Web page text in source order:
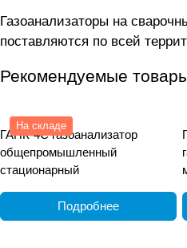
Газоанализаторы на
поставляются по всей
Рекомендуемые
На складе
ГАНК-4С газоанализатор
общепромышленный
стационарный
Подробнее